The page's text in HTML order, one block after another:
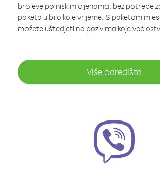
brojeve po niskim cijenama, bez potrebe
paketa u bilo koje vrijeme. S paketom
možete uštedjeti na pozivima koje već
Više odredišta